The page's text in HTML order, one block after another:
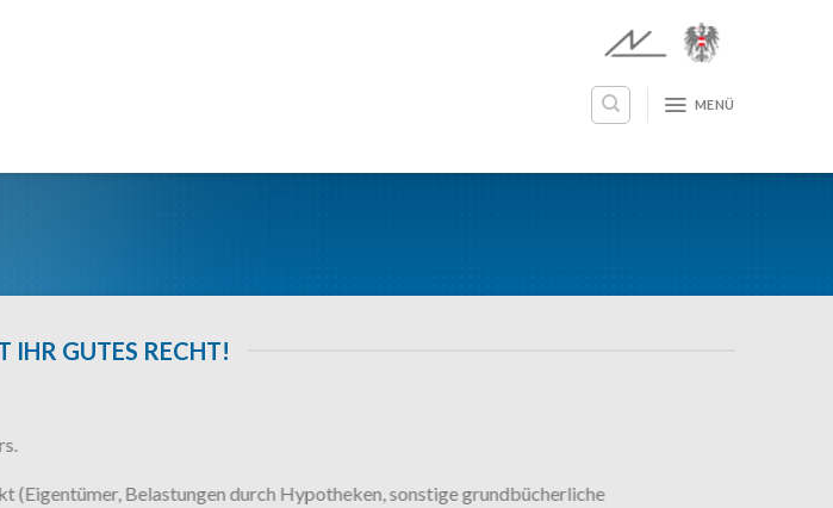
MENÜ
IHR GUTES RECHT!
Belastungen durch Hypotheken, sonstige grundbücherliche